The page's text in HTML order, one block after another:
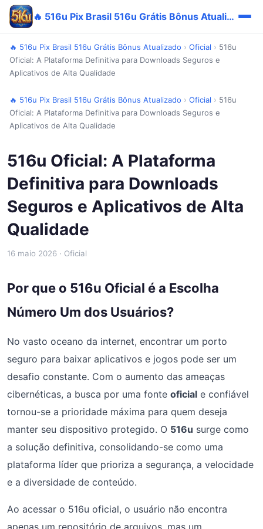
🔥 516u Pix Brasil 516u Grátis Bônus Atualizado
🔥 516u Pix Brasil 516u Grátis Bônus Atualizado › Oficial › 516u
Oficial: A Plataforma Definitiva para Downloads Seguros e
Aplicativos de Alta Qualidade
🔥 516u Pix Brasil 516u Grátis Bônus Atualizado › Oficial › 516u
Oficial: A Plataforma Definitiva para Downloads Seguros e
Aplicativos de Alta Qualidade
516u Oficial: A Plataforma
Definitiva para Downloads
Seguros e Aplicativos de Alta
Qualidade
16 maio 2026 · Oficial
Por que o 516u Oficial é a Escolha
Número Um dos Usuários?
No vasto oceano da internet, encontrar um porto
seguro para baixar aplicativos e jogos pode ser um
desafio constante. Com o aumento das ameaças
cibernéticas, a busca por uma fonte oficial e confiável
tornou-se a prioridade máxima para quem deseja
manter seu dispositivo protegido. O 516u surge como
a solução definitiva, consolidando-se como uma
plataforma líder que prioriza a segurança, a velocidade
e a diversidade de conteúdo.
Ao acessar o 516u oficial, o usuário não encontra
apenas um repositório de arquivos, mas um